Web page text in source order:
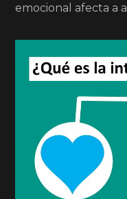
emocional afecta a